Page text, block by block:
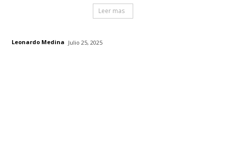
Leer mas
Leonardo Medina Julio 25, 2025